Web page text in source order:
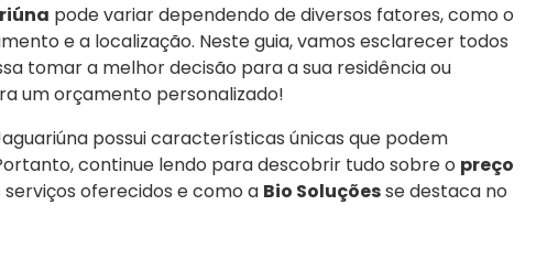
pode variar dependendo de diversos fatores, como o
e a localização. Neste guia, vamos esclarecer todos
tomar a melhor decisão para a sua residência ou
um orçamento personalizado!
possui características únicas que podem
continue lendo para descobrir tudo sobre o preço
serviços oferecidos e como a Bio Soluçõesse destaca no